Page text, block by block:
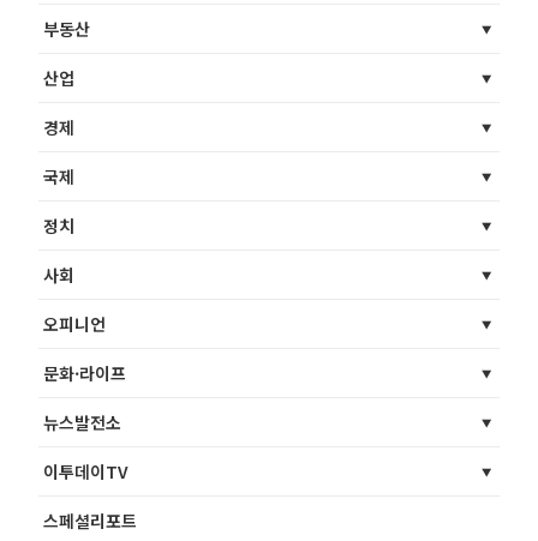
부동산
산업
경제
국제
정치
사회
오피니언
문화·라이프
뉴스발전소
이투데이TV
스페셜리포트